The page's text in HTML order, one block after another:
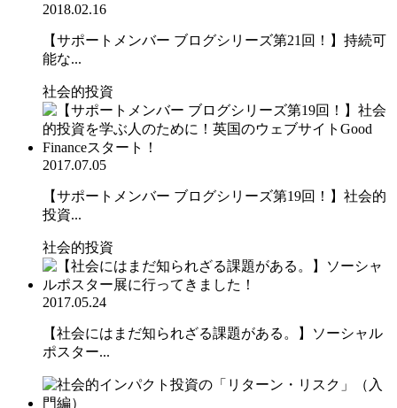
2018.02.16
【サポートメンバー ブログシリーズ第21回！】持続可
能な...
社会的投資
2017.07.05
【サポートメンバー ブログシリーズ第19回！】社会的
投資...
社会的投資
2017.05.24
【社会にはまだ知られざる課題がある。】ソーシャル
ポスター...